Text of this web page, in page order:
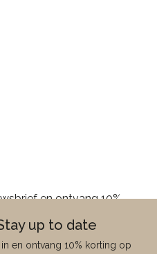
up to date
en ontvang 10% korting op
en ontvang 10%